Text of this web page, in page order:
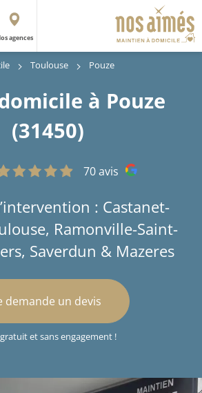
agences
Toulouse Pouze
à Pouze
(31450)
70 avis
: Castanet-
Ramonville-Saint-
Saverdun & Mazeres
demande un devis
gratuit et sans engagement !